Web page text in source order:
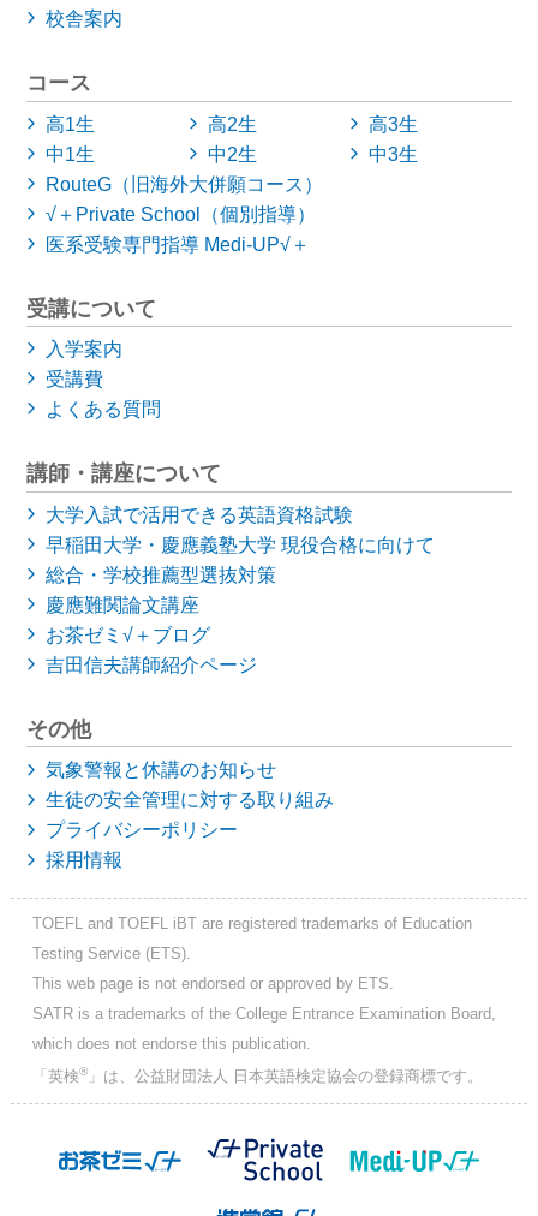
校舎案内
コース
高1生 高2生
高3生
中1生
中2生
中3生
RouteG（旧海外大併願コース）
√＋Private School（個別指導）
医系受験専門指導 Medi-UP√＋
受講について
入学案内
受講費
よくある質問
講師・講座について
大学入試で活用できる英語資格試験
早稲田大学・慶應義塾大学現役合格に向けて
総合・学校推薦型選抜対策
慶應難関論文講座
お茶ゼミ√＋ブログ
吉田信夫講師紹介ページ
その他
気象警報と休講のお知らせ
生徒の安全管理に対する取り組み
プライバシーポリシー
採用情報
TOEFL and TOEFL iBT are registered trademarks of Education
Testing Service (ETS).
This web page is not endorsed or approved by ETS.
SATR is a trademarks of the College Entrance Examination Board,
which does not endorse this publication.
「英検®」は、公益財団法人 日本英語検定協会の登録商標です。